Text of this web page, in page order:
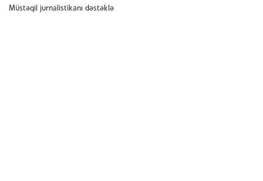
Müstəqil jurnalistikanı dəstəklə